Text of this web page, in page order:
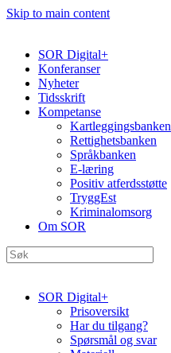
Skip to main content
SOR Digital+
Konferanser
Nyheter
Tidsskrift
Kompetanse
Kartleggingsbanken
Rettighetsbanken
Språkbanken
E-læring
Positiv atferdsstøtte
TryggEst
Kriminalomsorg
Om SOR
SOR Digital+
Prisoversikt
Har du tilgang?
Spørsmål og svar